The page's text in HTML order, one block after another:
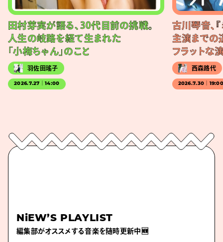
田村芽実が語る、30代目前の挑戦。
人生の岐路を経て生まれた
「小梅ちゃん」のこと
羽佐田瑤子
2026.7.27｜14:00
古川琴音、
主演までの
フラットな
西森路代
2026.7.30｜
NiEW’S PLAYLIST
編集部がオススメする音楽を随時更新中🆕